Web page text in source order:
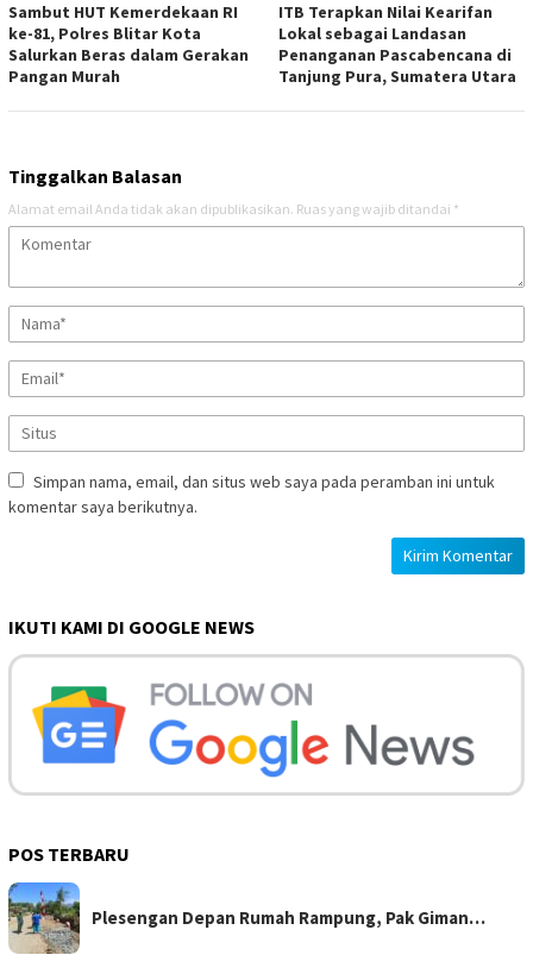
Sambut HUT Kemerdekaan RI
ke-81, Polres Blitar Kota
Salurkan Beras dalam Gerakan
Pangan Murah
ITB Terapkan Nilai Kearifan
Lokal sebagai Landasan
Penanganan Pascabencana di
Tanjung Pura, Sumatera Utara
Tinggalkan Balasan
Alamat email Anda tidak akan dipublikasikan. Ruas yang wajib ditandai *
Simpan nama, email, dan situs web saya pada peramban ini untuk
komentar saya berikutnya.
IKUTI KAMI DI GOOGLE NEWS
POS TERBARU
Plesengan Depan Rumah Rampung, Pak Giman…